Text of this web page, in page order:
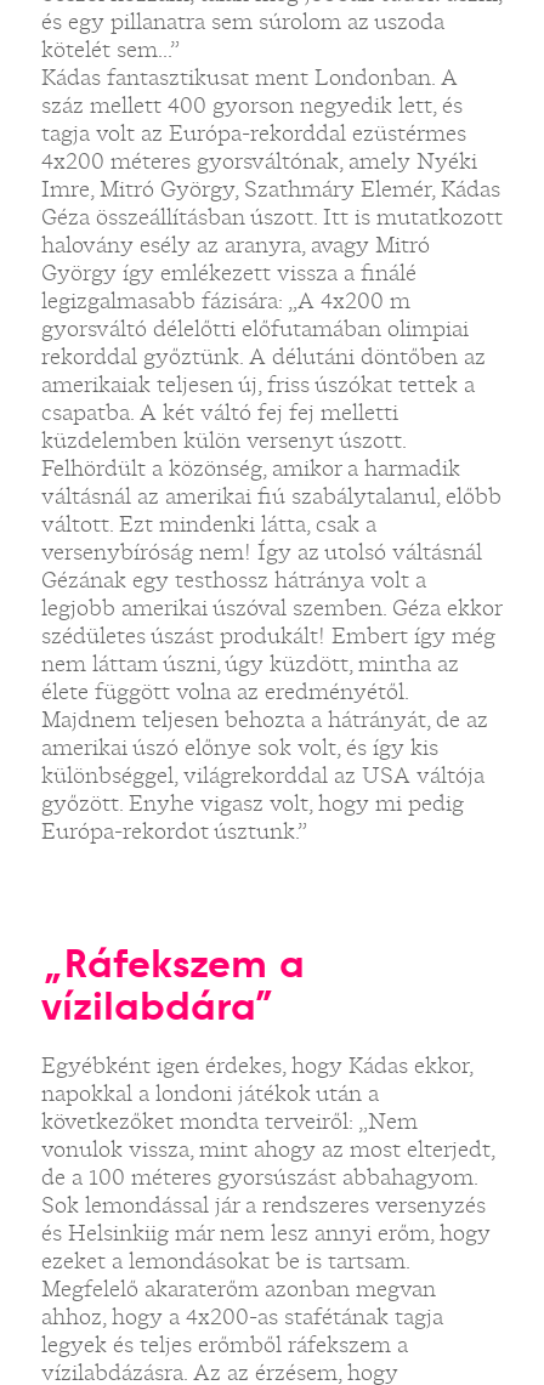
és egy pillanatra sem súrolom az uszoda
kötelét sem...”
Kádas fantasztikusat ment Londonban. A
száz mellett 400 gyorson negyedik lett, és
tagja volt az Európa-rekorddal ezüstérmes
4x200 méteres gyorsváltónak, amely Nyéki
Imre, Mitró György, Szathmáry Elemér, Kádas
Géza összeállításban úszott. Itt is mutatkozott
halovány esély az aranyra, avagy Mitró
György így emlékezett vissza a finálé
legizgalmasabb fázisára: „A 4x200 m
gyorsváltó délelőtti előfutamában olimpiai
rekorddal győztünk. A délutáni döntőben az
amerikaiak teljesen új, friss úszókat tettek a
csapatba. A két váltó fej fej melletti
küzdelemben külön versenyt úszott.
Felhördült a közönség, amikor a harmadik
váltásnál az amerikai fiú szabálytalanul, előbb
váltott. Ezt mindenki látta, csak a
versenybíróság nem! Így az utolsó váltásnál
Gézának egy testhossz hátránya volt a
legjobb amerikai úszóval szemben. Géza ekkor
szédületes úszást produkált! Embert így még
nem láttam úszni, úgy küzdött, mintha az
élete függött volna az eredményétől.
Majdnem teljesen behozta a hátrányát, de az
amerikai úszó előnye sok volt, és így kis
különbséggel, világrekorddal az USA váltója
győzött. Enyhe vigasz volt, hogy mi pedig
Európa-rekordot úsztunk.”
„Ráfekszem a
vízilabdára”
Egyébként igen érdekes, hogy Kádas ekkor,
napokkal a londoni játékok után a
következőket mondta terveiről: „Nem
vonulok vissza, mint ahogy az most elterjedt,
de a 100 méteres gyorsúszást abbahagyom.
Sok lemondással jár a rendszeres versenyzés
és Helsinkiig már nem lesz annyi erőm, hogy
ezeket a lemondásokat be is tartsam.
Megfelelő akaraterőm azonban megvan
ahhoz, hogy a 4x200-as stafétának tagja
legyek és teljes erőmből ráfekszem a
vízilabdázásra. Az az érzésem, hogy